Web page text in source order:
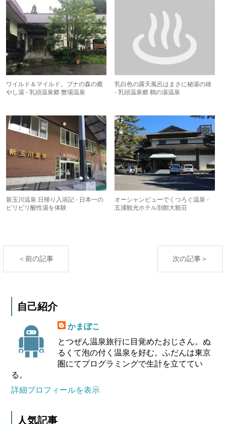
ワイルド＆マイルド。ブナの森の癒
やし湯 - 乳頭温泉郷 蟹場温泉
乳白色の露天風呂はまさに秘湯の雄
- 乳頭温泉郷 鶴の湯温泉
新玉川温泉 日帰り入浴記 - 日本一の
ピリピリ酸性湯を体験
オーシャンビューでくつろぐ温泉 -
五浦観光ホテル別館大観荘
＜前の記事 次の記事＞
自己紹介
かまぼこ
とつぜん温泉旅行に目覚めたおじさん。ぬ
るくて泡の付く温泉を好む。ふだんは東京
圏にてプログラミングで生計を立ててい
る。
詳細プロフィールを表示
人気記事